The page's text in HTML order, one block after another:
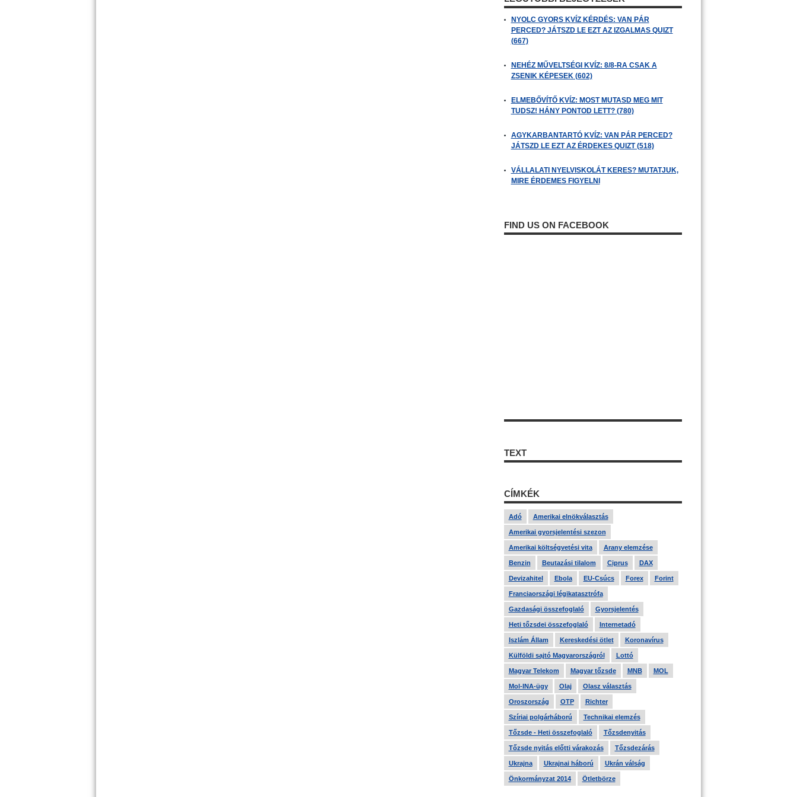
NYOLC GYORS KVÍZ KÉRDÉS: VAN PÁR
PERCED? JÁTSZD LE EZT AZ IZGALMAS QUIZT
(667)
NEHÉZ MŰVELTSÉGI KVÍZ: 8/8-RA CSAK A
ZSENIK KÉPESEK (602)
ELMEBŐVÍTŐ KVÍZ: MOST MUTASD MEG MIT
TUDSZ! HÁNY PONTOD LETT? (780)
AGYKARBANTARTÓ KVÍZ: VAN PÁR PERCED?
JÁTSZD LE EZT AZ ÉRDEKES QUIZT (518)
VÁLLALATI NYELVISKOLÁT KERES? MUTATJUK,
MIRE ÉRDEMES FIGYELNI
FIND US ON FACEBOOK
TEXT
CÍMKÉK
Adó Amerikai elnökválasztás
Amerikai gyorsjelentési szezon
Amerikai költségvetési vita Arany elemzése
Benzin Beutazási tilalom Ciprus DAX
Devizahitel Ebola EU-Csúcs Forex Forint
Franciaországi légikatasztrófa
Gazdasági összefoglaló Gyorsjelentés
Heti tőzsdei összefoglaló Internetadó
Iszlám Állam Kereskedési ötlet Koronavírus
Külföldi sajtó Magyarországról Lottó
Magyar Telekom Magyar tőzsde MNB MOL
Mol-INA-ügy Olaj Olasz választás
Oroszország OTP Richter
Szíriai polgárháború Technikai elemzés
Tőzsde - Heti összefoglaló Tőzsdenyitás
Tőzsde nyitás előtti várakozás Tőzsdezárás
Ukrajna Ukrajnai háború Ukrán válság
Önkormányzat 2014 Ötletbörze